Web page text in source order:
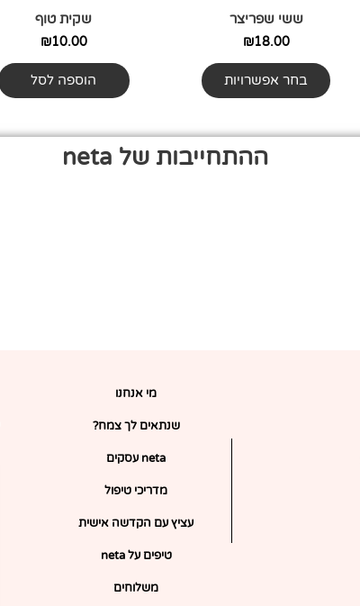
ששי שפריצר
₪18.00
בחר אפשרויות
בעמוד
המוצר
שקית טוף
₪10.00
הוספה לסל
ההתחייבות של neta
מי אנחנו
שנתאים לך צמח?
neta עסקים
מדריכי טיפול
עציץ עם הקדשה אישית
טיפים על neta
משלוחים